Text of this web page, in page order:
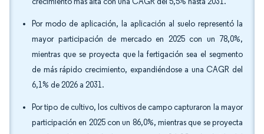
Por modo de aplicación, la aplicación al suelo representó la
mayor participación de mercado en 2025 con un 78,0%,
mientras que se proyecta que la fertigación sea el segmento
de más rápido crecimiento, expandiéndose a una CAGR del
6,1% de 2026 a 2031.
Por tipo de cultivo, los cultivos de campo capturaron la mayor
participación en 2025 con un 86,0%, mientras que se proyecta